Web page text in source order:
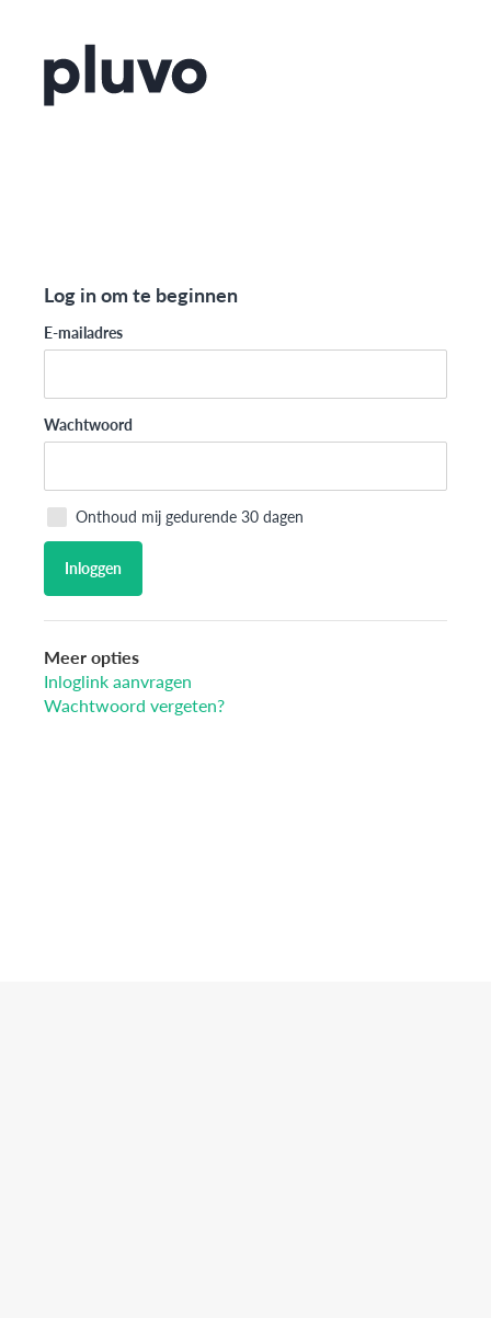
Log in om te beginnen
E-mailadres
Wachtwoord
Onthoud mij gedurende 30 dagen
Inloggen
Meer opties
Inloglink aanvragen
Wachtwoord vergeten?